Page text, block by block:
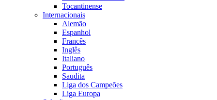
Tocantinense
Internacionais
Alemão
Espanhol
Francês
Inglês
Italiano
Português
Saudita
Liga dos Campeões
Liga Europa